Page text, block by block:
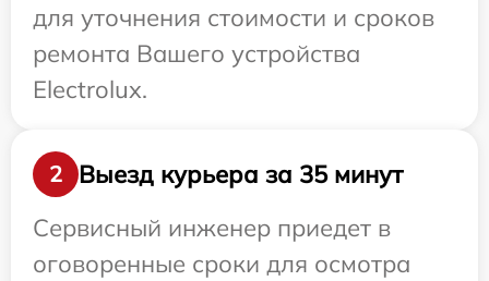
для уточнения стоимости и сроков
ремонта Вашего устройства
Electrolux.
2
Выезд курьера за 35 минут
Сервисный инженер приедет в
оговоренные сроки для осмотра